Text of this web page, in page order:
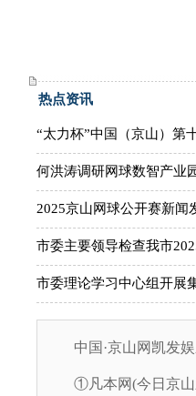
热点资讯
“太力杯”中国（京山）第
何洪涛调研网球数智产业
2025京山网球公开赛新闻
市委主要领导检查我市
市委理论学习中心组开展
中国·京山网凯发娱
①凡本网(今日京山新